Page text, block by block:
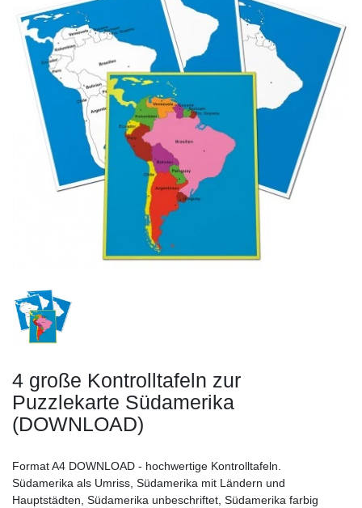
4 große Kontrolltafeln zur
Puzzlekarte Südamerika
(DOWNLOAD)
Format A4 DOWNLOAD - hochwertige Kontrolltafeln.
Südamerika als Umriss, Südamerika mit Ländern und
Hauptstädten, Südamerika unbeschriftet, Südamerika farbig